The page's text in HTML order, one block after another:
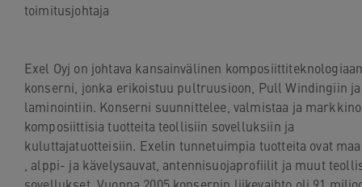
toimitusjohtaja
Exel Oyj on johtava kansainvälinen
konserni, jonka erikoistuu pultruusioon, Pull Windingiin
laminointiin. Konserni suunnittelee, valmistaa ja
komposiittisia tuotteita teollisiin sovelluksiin ja
kuluttajatuotteisiin. Exelin tunnetuimpia tuotteita ovat
, alppi- ja kävelysauvat, antennisuojaprofiilit ja muut